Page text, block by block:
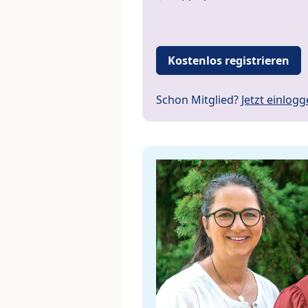
Kostenlos registrieren
Schon Mitglied? Jetzt